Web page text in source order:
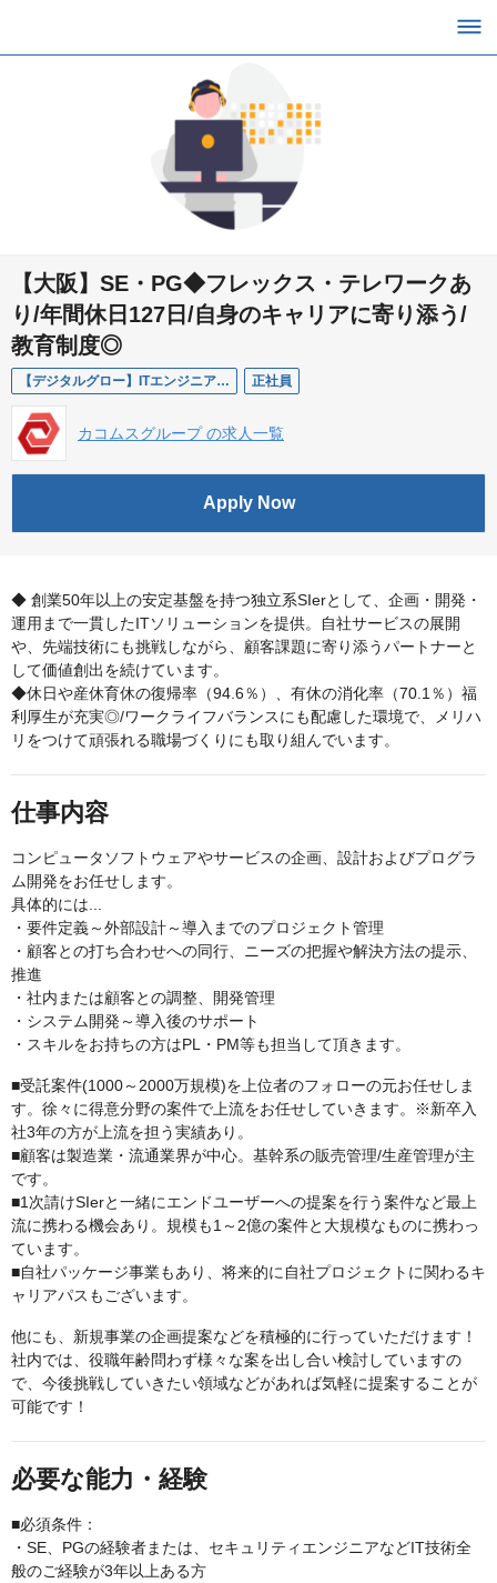
【大阪】SE・PG◆フレックス・テレワークあ
り/年間休日127日/自身のキャリアに寄り添う/
教育制度◎
【デジタルグロー】ITエンジニア(SE/PG) 正社員
カコムスグループ の求人一覧
Apply Now
◆ 創業50年以上の安定基盤を持つ独立系SIerとして、企画・開発・
運用まで一貫したITソリューションを提供。自社サービスの展開
や、先端技術にも挑戦しながら、顧客課題に寄り添うパートナーと
して価値創出を続けています。
◆休日や産休育休の復帰率（94.6％）、有休の消化率（70.1％）福
利厚生が充実◎/ワークライフバランスにも配慮した環境で、メリハ
リをつけて頑張れる職場づくりにも取り組んでいます。
仕事内容
コンピュータソフトウェアやサービスの企画、設計およびプログラ
ム開発をお任せします。
具体的には...
・要件定義～外部設計～導入までのプロジェクト管理
・顧客との打ち合わせへの同行、ニーズの把握や解決方法の提示、
推進
・社内または顧客との調整、開発管理
・システム開発～導入後のサポート
・スキルをお持ちの方はPL・PM等も担当して頂きます。
■受託案件(1000～2000万規模)を上位者のフォローの元お任せしま
す。徐々に得意分野の案件で上流をお任せしていきます。※新卒入
社3年の方が上流を担う実績あり。
■顧客は製造業・流通業界が中心。基幹系の販売管理/生産管理が主
です。
■1次請けSIerと一緒にエンドユーザーへの提案を行う案件など最上
流に携わる機会あり。規模も1～2億の案件と大規模なものに携わっ
ています。
■自社パッケージ事業もあり、将来的に自社プロジェクトに関わるキ
ャリアパスもございます。
他にも、新規事業の企画提案などを積極的に行っていただけます！
社内では、役職年齢問わず様々な案を出し合い検討していますの
で、今後挑戦していきたい領域などがあれば気軽に提案することが
可能です！
必要な能力・経験
■必須条件：
・SE、PGの経験者または、セキュリティエンジニアなどIT技術全
般のご経験が3年以上ある方